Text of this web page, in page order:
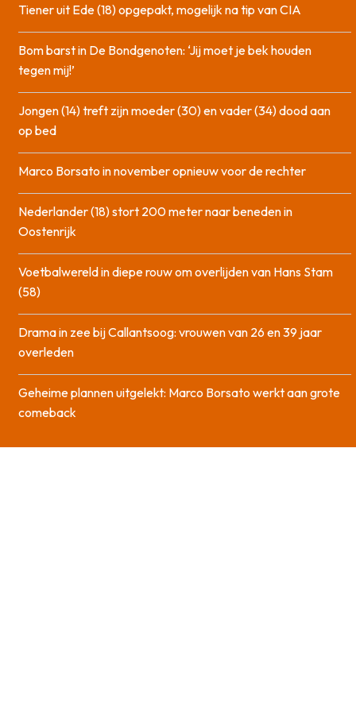
Tiener uit Ede (18) opgepakt, mogelijk na tip van CIA
Bom barst in De Bondgenoten: ‘Jij moet je bek houden
tegen mij!’
Jongen (14) treft zijn moeder (30) en vader (34) dood aan
op bed
Marco Borsato in november opnieuw voor de rechter
Nederlander (18) stort 200 meter naar beneden in
Oostenrijk
Voetbalwereld in diepe rouw om overlijden van Hans Stam
(58)
Drama in zee bij Callantsoog: vrouwen van 26 en 39 jaar
overleden
Geheime plannen uitgelekt: Marco Borsato werkt aan grote
comeback